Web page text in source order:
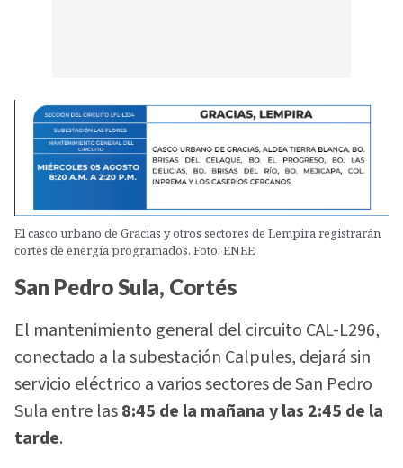
El casco urbano de Gracias y otros sectores de Lempira registrarán
cortes de energía programados. Foto: ENEE
San Pedro Sula, Cortés
El mantenimiento general del circuito CAL-L296,
conectado a la subestación Calpules, dejará sin
servicio eléctrico a varios sectores de San Pedro
Sula entre las8:45 de la mañana y las 2:45 de la
tarde.